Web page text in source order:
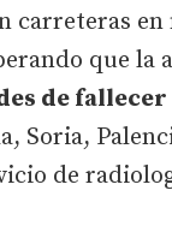
carreteras en
que la
de fallecer
Soria,
de